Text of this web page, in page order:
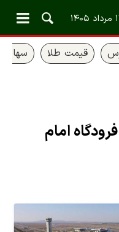
قیمت طلا سهام
امام